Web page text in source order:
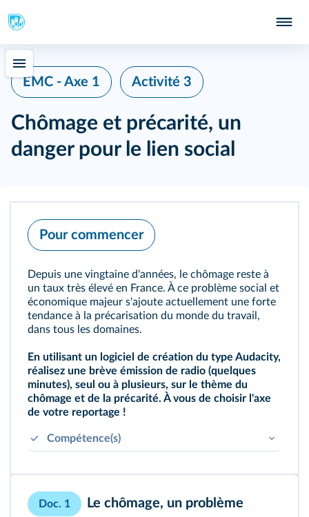
EMC - Axe 1 Activité 3
Chômage et précarité, un
danger pour le lien social
Pour commencer
Depuis une vingtaine d'années, le chômage reste à
un taux très élevé en France. À ce problème social et
économique majeur s'ajoute actuellement une forte
tendance à la précarisation du monde du travail,
dans tous les domaines.
En utilisant un logiciel de création du type Audacity,
réalisez une brève émission de radio (quelques
minutes), seul ou à plusieurs, sur le thème du
chômage et de la précarité. À vous de choisir l'axe
de votre reportage !
Compétence(s)
Repérer et apprécier les intentions des auteurs.
Doc. 1
Le chômage, un problème